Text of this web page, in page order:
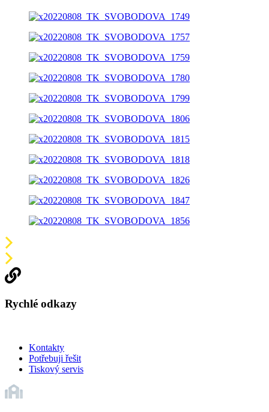
Rychlé odkazy
Kontakty
Potřebuji řešit
Tiskový servis